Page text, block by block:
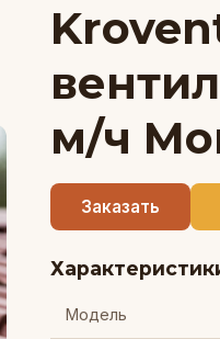
м/ч
Заказать
Модель